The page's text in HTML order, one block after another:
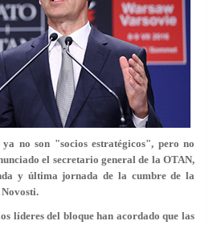
no son "socios estratégicos", pero no
el secretario general de la OTAN,
y última jornada de la cumbre de la
líderes del bloque han acordado que las